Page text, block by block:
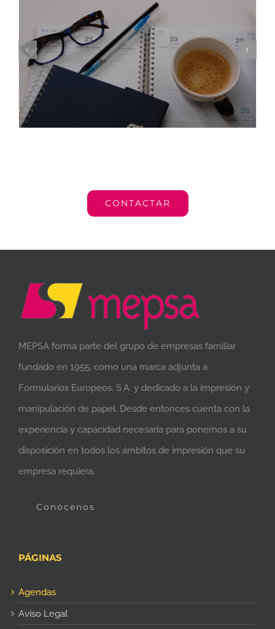
CONTACTAR
MEPSA forma parte del grupo de empresas familiar
fundado en 1955, como una marca adjunta a
Formularios Europeos, S.A. y dedicado a la impresión y
manipulación de papel. Desde entonces cuenta con la
experiencia y capacidad necesaria para ponernos a su
disposición en todos los ámbitos de impresión que su
empresa requiera.
Conócenos
PÁGINAS
Agendas
Aviso Legal